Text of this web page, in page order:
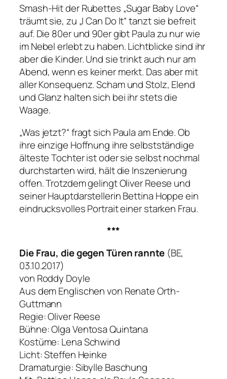
Smash-Hit der Rubettes „Sugar Baby Love“
träumt sie, zu „I Can Do It“tanzt sie befreit
auf. Die 80er und 90er gibt Paula zu nur wie
im Nebel erlebt zu haben. Lichtblicke sind ihr
aber die Kinder. Und sie trinkt auch nur am
Abend, wenn es keiner merkt. Das aber mit
aller Konsequenz. Scham und Stolz, Elend
und Glanz halten sich bei ihr stets die
Waage.
„Was jetzt?“fragt sich Paula am Ende. Ob
ihre einzige Hoffnung ihre selbstständige
älteste Tochter ist oder sie selbst nochmal
durchstarten wird, hält die Inszenierung
offen. Trotzdem gelingt Oliver Reese und
seiner Hauptdarstellerin Bettina Hoppe ein
eindrucksvolles Portrait einer starken Frau.
***
Die Frau, die gegen Türen rannte(BE,
03.10.2017)
von Roddy Doyle
Aus dem Englischen von Renate Orth-
Guttmann
Regie: Oliver Reese
Bühne: Olga Ventosa Quintana
Kostüme: Lena Schwind
Licht: Steffen Heinke
Dramaturgie: Sibylle Baschung